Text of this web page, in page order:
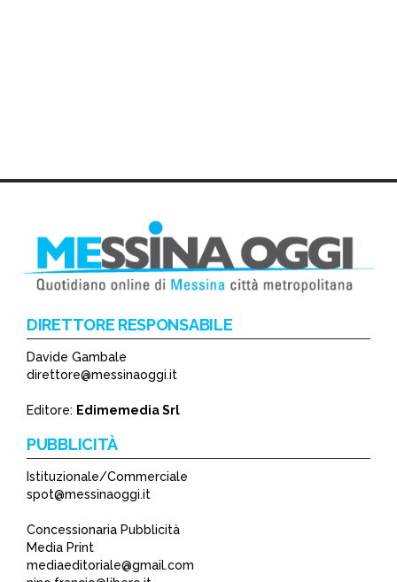
DIRETTORE RESPONSABILE
Davide Gambale
direttore@messinaoggi.it
Editore: Edimemedia Srl
PUBBLICITÀ
Istituzionale/Commerciale
spot@messinaoggi.it
Concessionaria Pubblicità
Media Print
mediaeditoriale@gmail.com